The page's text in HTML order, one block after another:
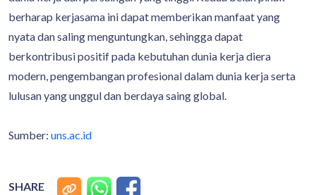
berharap kerjasama ini dapat memberikan manfaat yang
nyata dan saling menguntungkan, sehingga dapat
berkontribusi positif pada kebutuhan dunia kerja diera
modern, pengembangan profesional dalam dunia kerja serta
lulusan yang unggul dan berdaya saing global.
Sumber: uns.ac.id
SHARE